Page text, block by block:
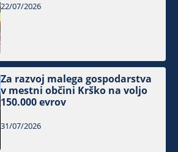
22/07/2026
Za razvoj malega gospodarstva
v mestni občini Krško na voljo
150.000 evrov
31/07/2026